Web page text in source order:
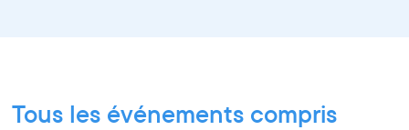
Tous les événements compris